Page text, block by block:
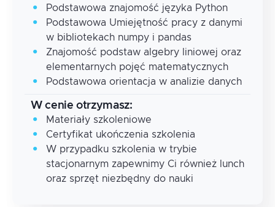
Podstawowa znajomość języka Python
Podstawowa Umiejętność pracy z danymi
w bibliotekach numpy i pandas
Znajomość podstaw algebry liniowej oraz
elementarnych pojęć matematycznych
Podstawowa orientacja w analizie danych
W cenie otrzymasz:
Materiały szkoleniowe
Certyfikat ukończenia szkolenia
W przypadku szkolenia w trybie
stacjonarnym zapewnimy Ci również lunch
oraz sprzęt niezbędny do nauki